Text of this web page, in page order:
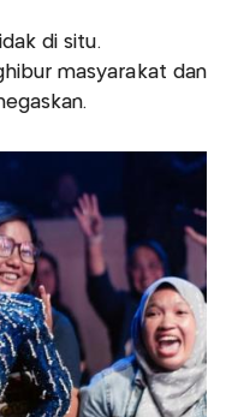
di situ.
masyarakat dan